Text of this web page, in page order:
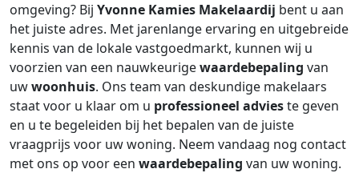
omgeving? Bij Yvonne Kamies Makelaardij bent u aan
het juiste adres. Met jarenlange ervaring en uitgebreide
kennis van de lokale vastgoedmarkt, kunnen wij u
voorzien van een nauwkeurigewaardebepaling van
uwwoonhuis. Ons team van deskundige makelaars
staat voor u klaar om u professioneel advieste geven
en u te begeleiden bij het bepalen van de juiste
vraagprijs voor uw woning. Neem vandaag nog contact
met ons op voor een waardebepaling van uw woning.